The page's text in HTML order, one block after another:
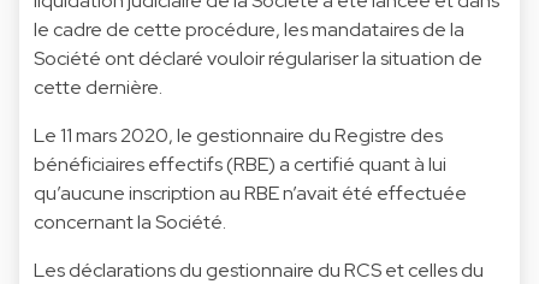
le cadre de cette procédure, les mandataires de la
Société ont déclaré vouloir régulariser la situation de
cette dernière.
Le 11 mars 2020, le gestionnaire du Registre des
bénéficiaires effectifs (RBE) a certifié quant à lui
qu’aucune inscription au RBE n’avait été effectuée
concernant la Société.
Les déclarations du gestionnaire du RCS et celles du